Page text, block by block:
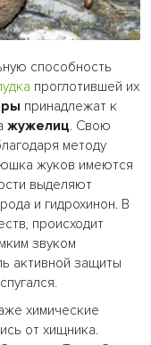
способность
проглотившей их
принадлежат к
жужелиц. Свою
методу
жуков имеются
выделяют
и гидрохинон. В
происходит
звуком
активной защиты
химические
от хищника.